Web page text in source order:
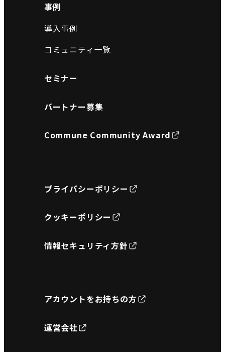
事例
導入事例
コミュニティ一覧
セミナー
パートナー募集
Commune Community Award
プライバシーポリシー
クッキーポリシー
情報セキュリティ方針
アカウントをお持ちの方
運営会社